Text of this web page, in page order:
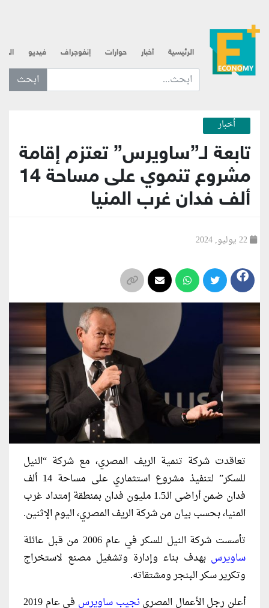
الرئيسية أخبار حوارات إنفوجراف فيديو
ابحث عن... :
أخبار
تابعة لـ”ساويرس” تعتزم إقامة
مشروع تنموي على مساحة 14
ألف فدان غرب المنيا
تعاقدت شركة تنمية الريف المصري، مع شركة “النيل
للسكر” لتنفيذ مشروع استثماري على مساحة 14 ألف
فدان ضمن أراضى الـ1.5 مليون فدان بمنطقة إمتداد غرب
المنيا، بحسب بيان من شركة الريف المصري، اليوم الإثنين.
تأسست شركة النيل للسكر في عام 2006 من قبل عائلة
ساويرس بهدف بناء وإدارة وتشغيل مصنع لاستخراج
وتكرير سكر البنجر ومشتقاته.
أعلن رجل الأعمال المصرىنجيب ساويرس
فى عام 2019